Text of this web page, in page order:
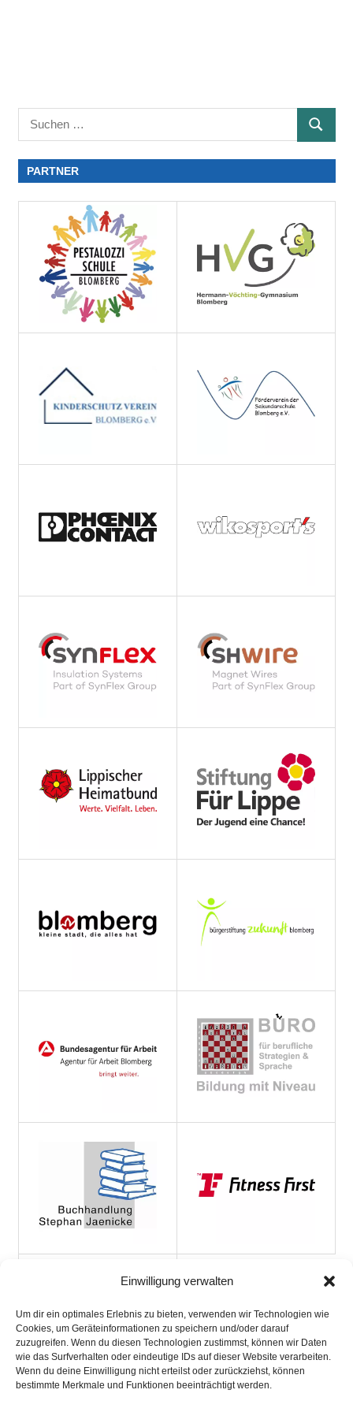
Einwilligung verwalten
Um dir ein optimales Erlebnis zu bieten, verwenden wir Technologien wie
Cookies, um Geräteinformationen zu speichern und/oder darauf
zuzugreifen. Wenn du diesen Technologien zustimmst, können wir Daten
wie das Surfverhalten oder eindeutige IDs auf dieser Website verarbeiten.
Wenn du deine Einwilligung nicht erteilst oder zurückziehst, können
bestimmte Merkmale und Funktionen beeinträchtigt werden.
PARTNER